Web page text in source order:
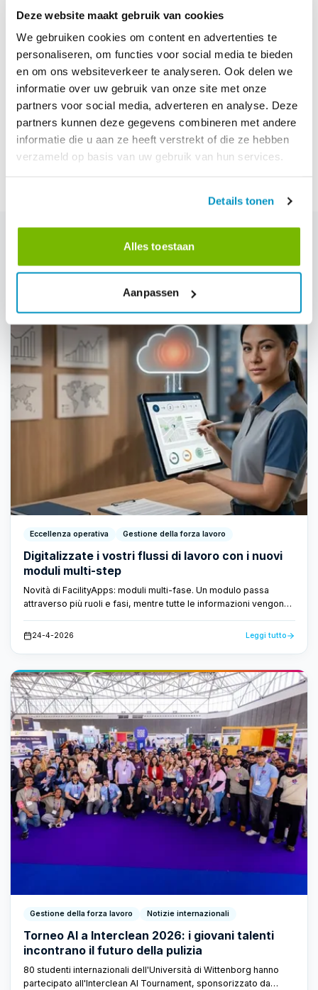
Deze website maakt gebruik van cookies
We gebruiken cookies om content en advertenties te
personaliseren, om functies voor social media te bieden
en om ons websiteverkeer te analyseren. Ook delen we
informatie over uw gebruik van onze site met onze
partners voor social media, adverteren en analyse. Deze
partners kunnen deze gegevens combineren met andere
informatie die u aan ze heeft verstrekt of die ze hebben
verzameld op basis van uw gebruik van hun services.
Details tonen
Alles toestaan
Aanpassen
Costruire insieme
Se volete fare un brainstorming sull'IA nel settore delle pulizie
e su come può elevare il nostro settore, mi piacerebbe parlare
con voi. Contattatemi tramite il modulo di contatto FacilityApps,
collegatevi con me su LinkedIn o scrivetemi direttamente a
dirk@FacilityApps.com.
La domanda non è cosa si dovrebbe fare. La domanda è: cosa
farete oggi o questa settimana?
Eccellenza operativa Gestione della forza lavoro
Digitalizzate i vostri flussi di lavoro con i nuovi
moduli multi-step
Novità di FacilityApps: moduli multi-fase. Un modulo passa
attraverso più ruoli e fasi, mentre tutte le informazioni vengono
perse: solo un flusso di lavoro veloce e trasparente.
24-4-2026 Leggi tutto
Gestione della forza lavoro Notizie internazionali
Torneo AI a Interclean 2026: i giovani talenti
incontrano il futuro della pulizia
80 studenti internazionali dell'Università di Wittenborg hanno
partecipato all'Interclean AI Tournament, sponsorizzato da